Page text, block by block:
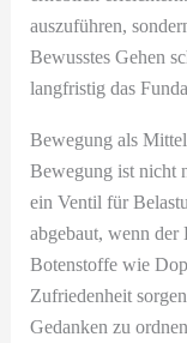
auszuführen,
Bewusstes Gehen
langfristig das
Bewegung als
Bewegung ist nicht
ein Ventil für
abgebaut, wenn
Botenstoffe wie
Zufriedenheit
Gedanken zu